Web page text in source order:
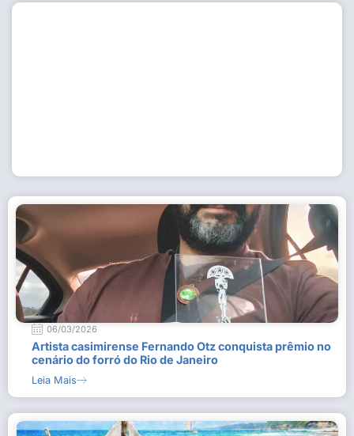
06/03/2026
Artista casimirense Fernando Otz conquista prêmio no
cenário do forró do Rio de Janeiro
Leia Mais